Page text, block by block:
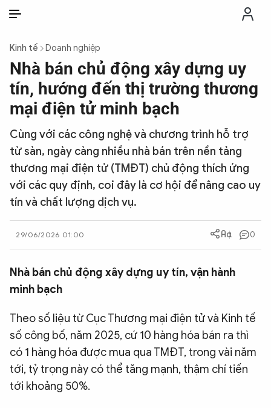
THỜI SỰ
CHỐNG DIỄN BIẾN HÒA BÌNH
CÔNG AN TRONG LÒNG DÂN
XÃ HỘI
CÔNG NGHỆ
QUỐC TẾ
VĂN HÓA - THỂ THAO
BẠN ĐỌC & CAND
Kinh tế Doanh nghiệp
Nhà bán chủ động xây dựng uy
tín, hướng đến thị trường thương
mại điện tử minh bạch
Cùng với các công nghệ và chương trình hỗ trợ
từ sàn, ngày càng nhiều nhà bán trên nền tảng
thương mại điện tử (TMĐT) chủ động thích ứng
với các quy định, coi đây là cơ hội để nâng cao uy
tín và chất lượng dịch vụ.
29/06/2026 01:00 0
Nhà bán chủ động xây dựng uy tín, vận hành
minh bạch
Theo số liệu từ Cục Thương mại điện tử và Kinh tế
số công bố, năm 2025, cứ 10 hàng hóa bán ra thì
có 1 hàng hóa được mua qua TMĐT, trong vài năm
tới, tỷ trọng này có thể tăng mạnh, thậm chí tiến
tới khoảng 50%.